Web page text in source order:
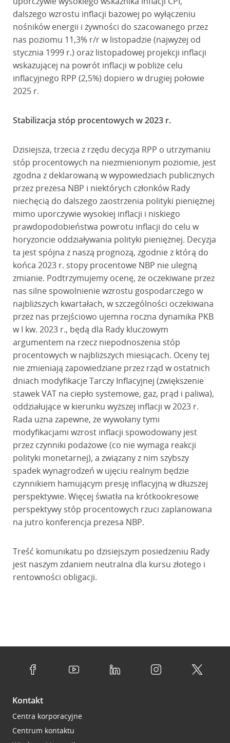
dalszego wzrostu inflacji bazowej po wyłączeniu
nośników energii i żywności do szacowanego przez
nas poziomu 11,3% r/r w listopadzie (najwyżej od
stycznia 1999 r.) oraz listopadowej projekcji inflacji
wskazującej na powrót inflacji w pobliże celu
inflacyjnego RPP (2,5%) dopiero w drugiej połowie
2025 r.
Stabilizacja stóp procentowych w 2023 r.
Dzisiejsza, trzecia z rzędu decyzja RPP o utrzymaniu
stóp procentowych na niezmienionym poziomie, jest
zgodna z deklarowaną w wypowiedziach publicznych
przez prezesa NBP i niektórych członków Rady
niechęcią do dalszego zaostrzenia polityki pieniężnej
mimo uporczywie wysokiej inflacji i niskiego
prawdopodobieństwa powrotu inflacji do celu w
horyzoncie oddziaływania polityki pieniężnej. Decyzja
ta jest spójna z naszą prognozą, zgodnie z którą do
końca 2023 r. stopy procentowe NBP nie ulegną
zmianie. Podtrzymujemy ocenę, że oczekiwane przez
nas silne spowolnienie wzrostu gospodarczego w
najbliższych kwartałach, w szczególności oczekiwana
przez nas przejściowo ujemna roczna dynamika PKB
w I kw. 2023 r., będą dla Rady kluczowym
argumentem na rzecz niepodnoszenia stóp
procentowych w najbliższych miesiącach. Oceny tej
nie zmieniają zapowiedziane przez rząd w ostatnich
dniach modyfikacje Tarczy Inflacyjnej (zwiększenie
stawek VAT na ciepło systemowe, gaz, prąd i paliwa),
oddziałujące w kierunku wyższej inflacji w 2023 r.
Rada uzna zapewne, że wywołany tymi
modyfikacjami wzrost inflacji spowodowany jest
przez czynniki podażowe (co nie wymaga reakcji
polityki monetarnej), a związany z nim szybszy
spadek wynagrodzeń w ujęciu realnym będzie
czynnikiem hamującym presję inflacyjną w dłuższej
perspektywie. Więcej światła na krótkookresowe
perspektywy stóp procentowych rzuci zaplanowana
na jutro konferencja prezesa NBP.
Treść komunikatu po dzisiejszym posiedzeniu Rady
jest naszym zdaniem neutralna dla kursu złotego i
rentowności obligacji.
Kontakt
Centra korporacyjne
Centrum kontaktu